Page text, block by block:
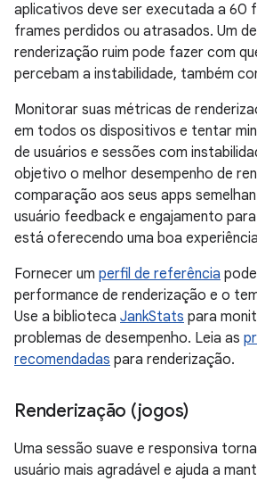
aplicativos deve ser executada a 60
frames perdidos ou atrasados. Um
renderização ruim pode fazer com
percebam a instabilidade, também
Monitorar suas métricas de
em todos os dispositivos e tentar
de usuários e sessões com
objetivo o melhor desempenho de
comparação aos seus apps
usuário feedback e engajamento
está oferecendo uma boa
Fornecer um perfil de referência
performance de renderização e o
Use a biblioteca JankStats para
problemas de desempenho. Leia as
recomendadas para renderização.
Renderização (jogos)
Uma sessão suave e responsiva
usuário mais agradável e ajuda a